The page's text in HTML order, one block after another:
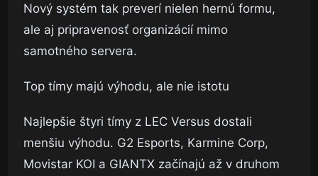
Nový systém tak preverí nielen hernú formu,
ale aj pripravenosť organizácií mimo
samotného servera.
Top tímy majú výhodu, ale nie istotu
Najlepšie štyri tímy z LEC Versus dostali
menšiu výhodu. G2 Esports, Karmine Corp,
Movistar KOI a GIANTX začínajú až v druhom